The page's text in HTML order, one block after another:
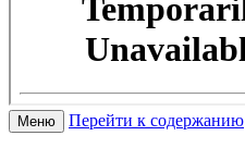
Меню Перейти к содержанию